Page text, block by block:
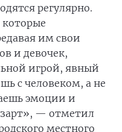
регулярно.
им свои
и девочек,
игрой, явный
с человеком, а не
эмоции и
— отметил
местного